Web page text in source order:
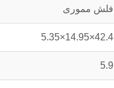
فلش مموری
42.4×14.95×5.35
5.9